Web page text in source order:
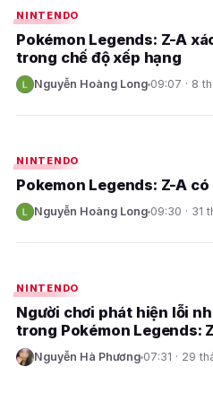
NINTENDO
Pokémon Legends: Z-A
trong chế độ xếp hạng
N Nguyễn Hoàng Long 09:07 · 8
NINTENDO
Pokemon Legends: Z-A
N Nguyễn Hoàng Long 09:30 · 31
NINTENDO
Người chơi phát hiện lỗi
trong Pokémon Legends:
N Nguyễn Hà Phương 07:31 · 29